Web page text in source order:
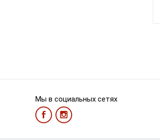
Мы в социальных сетях